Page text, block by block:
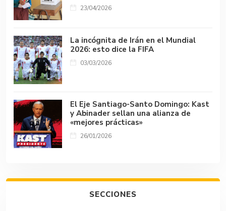
23/04/2026
La incógnita de Irán en el Mundial
2026: esto dice la FIFA
03/03/2026
El Eje Santiago-Santo Domingo: Kast
y Abinader sellan una alianza de
«mejores prácticas»
26/01/2026
SECCIONES